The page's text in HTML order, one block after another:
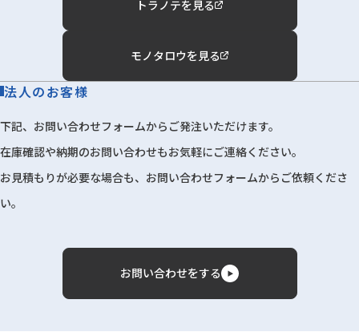
トラノテを見る
モノタロウを見る
法人のお客様
下記、お問い合わせフォームからご発注いただけます。
在庫確認や納期のお問い合わせもお気軽にご連絡ください。
お見積もりが必要な場合も、お問い合わせフォームからご依頼くださ
い。
お問い合わせをする